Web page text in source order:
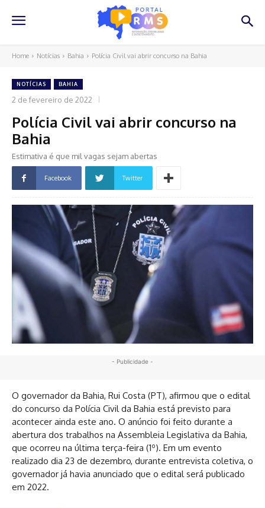
Home Notícias Bahia Polícia Civil vai abrir concurso na Bahia
NOTÍCIAS BAHIA
2 de fevereiro de 2022
Polícia Civil vai abrir concurso na
Bahia
Estimativa é que mil vagas sejam abertas
Facebook Twitter
- Publicidade -
O governador da Bahia, Rui Costa (PT), afirmou que o edital
do concurso da Polícia Civil da Bahia está previsto para
acontecer ainda este ano. O anúncio foi feito durante a
abertura dos trabalhos na Assembleia Legislativa da Bahia,
que ocorreu na última terça-feira (1º). Em um evento
realizado dia 23 de dezembro, durante entrevista coletiva, o
governador já havia anunciado que o edital será publicado
em 2022.